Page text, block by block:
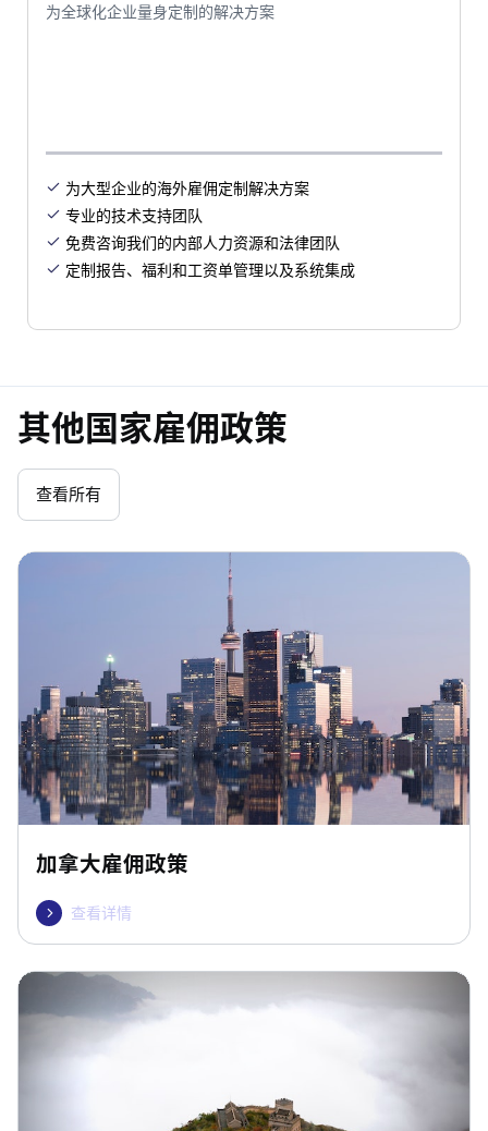
为全球化企业量身定制的解决方案
 为大型企业的海外雇佣定制解决方案
 专业的技术支持团队
 免费咨询我们的内部人力资源和法律团队
 定制报告、福利和工资单管理以及系统集成
其他国家雇佣政策
查看所有
加拿大雇佣政策
 查看详情